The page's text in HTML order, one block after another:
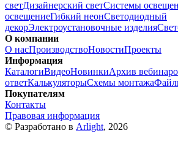
светДизайнерский светСистемы
освещениеГибкий неонСветодиодный
декорЭлектроустановочные изделия
О компании
О насПроизводствоНовостиПроекты
Информация
КаталогиВидеоНовинкиАрхив
ответКалькуляторыСхемы монтажа
Покупателям
Контакты
Правовая информация
© Разработано в Arlight, 2026